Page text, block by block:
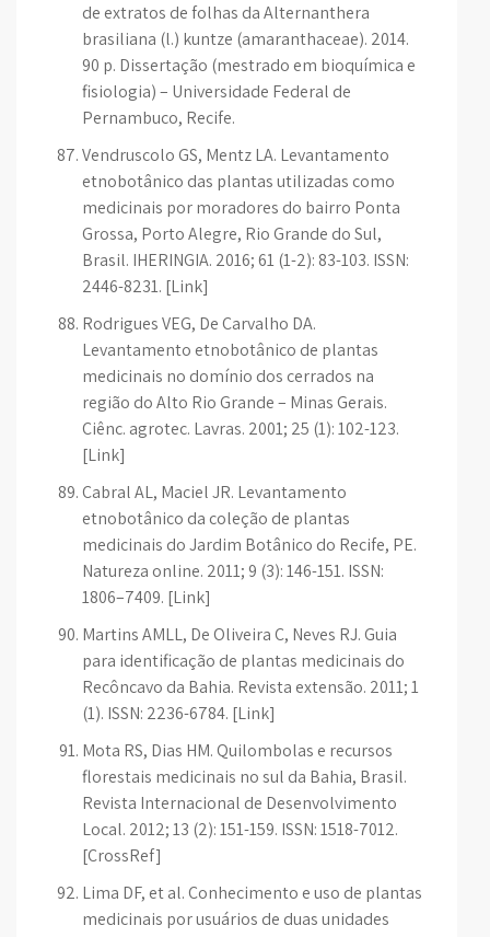
de extratos de folhas da Alternanthera
brasiliana (l.) kuntze (amaranthaceae). 2014.
90 p. Dissertação (mestrado em bioquímica e
fisiologia) – Universidade Federal de
Pernambuco, Recife.
Vendruscolo GS, Mentz LA. Levantamento
etnobotânico das plantas utilizadas como
medicinais por moradores do bairro Ponta
Grossa, Porto Alegre, Rio Grande do Sul,
Brasil. IHERINGIA. 2016; 61 (1-2): 83-103. ISSN:
2446-8231. [Link]
Rodrigues VEG, De Carvalho DA.
Levantamento etnobotânico de plantas
medicinais no domínio dos cerrados na
região do Alto Rio Grande – Minas Gerais.
Ciênc. agrotec. Lavras. 2001; 25 (1): 102-123.
[Link]
Cabral AL, Maciel JR. Levantamento
etnobotânico da coleção de plantas
medicinais do Jardim Botânico do Recife, PE.
Natureza online. 2011; 9 (3): 146-151. ISSN:
1806–7409. [Link]
Martins AMLL, De Oliveira C, Neves RJ. Guia
para identificação de plantas medicinais do
Recôncavo da Bahia. Revista extensão. 2011; 1
(1). ISSN: 2236-6784. [Link]
Mota RS, Dias HM. Quilombolas e recursos
florestais medicinais no sul da Bahia, Brasil.
Revista Internacional de Desenvolvimento
Local. 2012; 13 (2): 151-159. ISSN: 1518-7012.
[CrossRef]
Lima DF, et al. Conhecimento e uso de plantas
medicinais por usuários de duas unidades